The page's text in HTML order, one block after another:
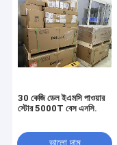
30 কেজি ডেল ইএমসি পাওয়ার
স্টোর 5000T বেস এনসি.